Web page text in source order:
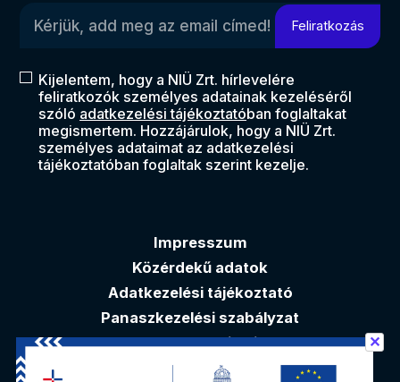
Feliratkozás
Kijelentem, hogy a NIÜ Zrt. hírlevelére
feliratkozók személyes adatainak kezeléséről
szóló adatkezelési tájékoztatóban foglaltakat
megismertem. Hozzájárulok, hogy a NIÜ Zrt.
személyes adataimat az adatkezelési
tájékoztatóban foglaltak szerint kezelje.
Impresszum
Közérdekű adatok
Adatkezelési tájékoztató
Panaszkezelési szabályzat
Akadálymentesítési nyilatkozat
✕